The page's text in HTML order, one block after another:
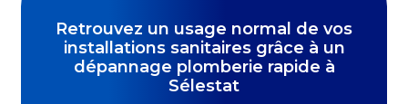
Retrouvez un usage normal de vos
installations sanitaires grâce à un
dépannage plomberie rapide à
Sélestat